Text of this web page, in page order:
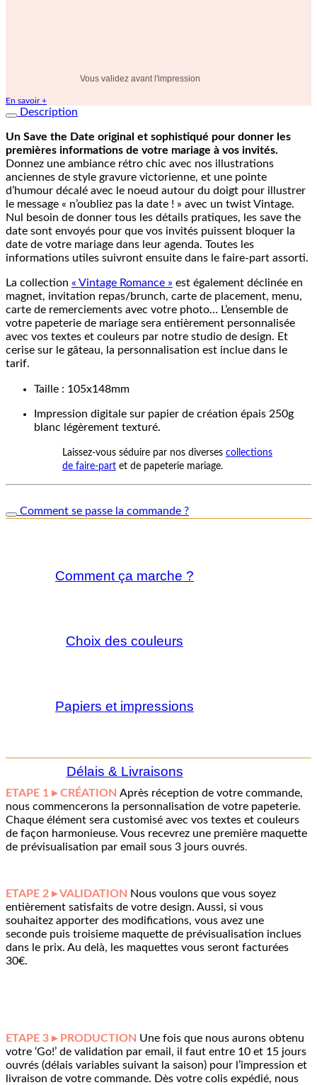
Vous validez avant l'impression
En savoir +
Description
Un Save the Date original et sophistiqué pour donner les
premières informations de votre mariage à vos invités.
Donnez une ambiance rétro chic avec nos illustrations
anciennes de style gravure victorienne, et une pointe
d’humour décalé avec le noeud autour du doigt pour illustrer
le message « n’oubliez pas la date ! » avec un twist Vintage.
Nul besoin de donner tous les détails pratiques, les save the
date sont envoyés pour que vos invités puissent bloquer la
date de votre mariage dans leur agenda. Toutes les
informations utiles suivront ensuite dans le faire-part assorti.
La collection « Vintage Romance » est également déclinée en
magnet, invitation repas/brunch, carte de placement, menu,
carte de remerciements avec votre photo… L’ensemble de
votre papeterie de mariage sera entièrement personnalisée
avec vos textes et couleurs par notre studio de design. Et
cerise sur le gâteau, la personnalisation est inclue dans le
tarif.
Taille : 105x148mm
Impression digitale sur papier de création épais 250g
blanc légèrement texturé.
Laissez-vous séduire par nos diverses collections
de faire-part et de papeterie mariage.
Comment se passe la commande ?
Comment ça marche ?
Choix des couleurs
Papiers et impressions
Délais & Livraisons
ETAPE 1 ▸ CRÉATION Après réception de votre commande,
nous commencerons la personnalisation de votre papeterie.
Chaque élément sera customisé avec vos textes et couleurs
de façon harmonieuse. Vous recevrez une première maquette
de prévisualisation par email sous 3 jours ouvrés.
ETAPE 2 ▸ VALIDATION Nous voulons que vous soyez
entièrement satisfaits de votre design. Aussi, si vous
souhaitez apporter des modifications, vous avez une
seconde puis troisieme maquette de prévisualisation inclues
dans le prix. Au delà, les maquettes vous seront facturées
30€.
ETAPE 3 ▸ PRODUCTION Une fois que nous aurons obtenu
votre ‘Go!’ de validation par email, il faut entre 10 et 15 jours
ouvrés (délais variables suivant la saison) pour l’impression et
livraison de votre commande. Dès votre colis expédié, nous